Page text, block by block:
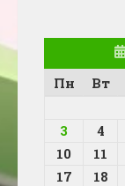
Пн
Вт
3
4
10
11
17
18